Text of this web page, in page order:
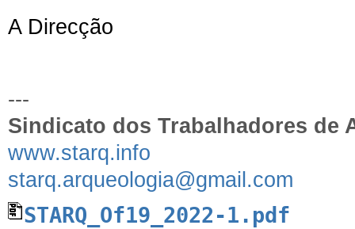
A Direcção
---
Sindicato dos Trabalhadores de
www.starq.info
starq.arqueologia@gmail.com
STARQ_Of19_2022-1.pdf